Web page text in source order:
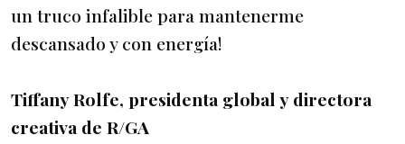
un truco infalible para mantenerme
descansado y con energía!
Tiffany Rolfe, presidenta global y directora
creativa de R/GA